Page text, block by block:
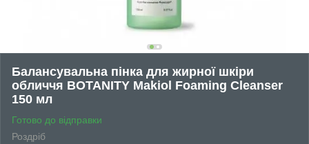
Балансувальна пінка для жирної шкіри
обличчя BOTANITY Makiol Foaming Cleanser
150 мл
Готово до відправки
Роздріб